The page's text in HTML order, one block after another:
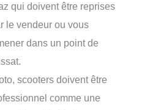
qui doivent être reprises
le vendeur ou vous
dans un point de
scooters doivent être
comme une